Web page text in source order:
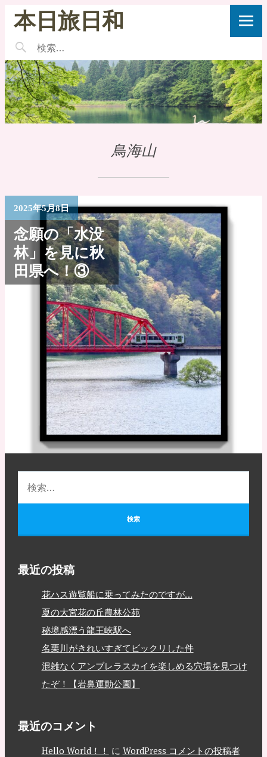
本日旅日和
鳥海山
2025年5月8日
念願の「水没
林」を見に秋
田県へ！③
最近の投稿
花ハス遊覧船に乗ってみたのですが…
夏の大宮花の丘農林公苑
秘境感漂う龍王峡駅へ
名栗川がきれいすぎてビックリした件
混雑なくアンブレラスカイを楽しめる穴場を見つけ
たぞ！【岩鼻運動公園】
最近のコメント
Hello World！！ に WordPress コメントの投稿者